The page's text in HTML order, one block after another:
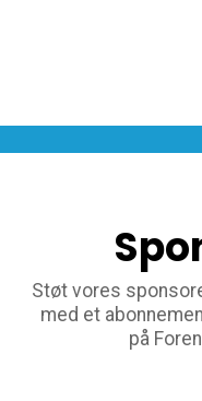
Støt vores
med et
på